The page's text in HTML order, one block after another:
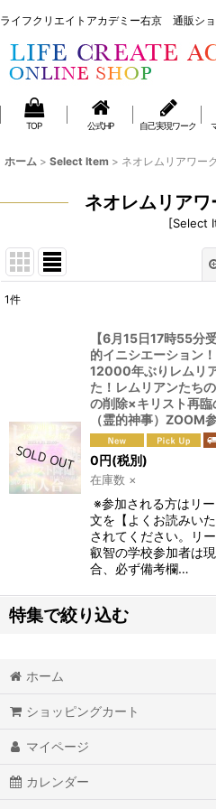
ライフクリエイトアカデミー右京 通販シ
TOP 公式HP 自己実現ワーク
ホーム > Select Item > ネオレムリアワー
ネオレムリア
[Select
絞り
1件
【6月15日17時55分
的イニシエーション
12000年ぶりレムリ
た！レムリアンたち
の削除×キリスト再
（霊的神事）ZOOM
0円(税別)
在庫数 ×
※参加される方はリ
文を【よくお読みい
されてください。リ
叡智の学校参加者は
合、必ず備考欄…
特集で絞り込む
脳波調整マシンＭｉｎｄＳｐａ
オリジナルオラクルカード
覚醒本
ホーム
ショッピングカート
マイページ
カレンダー